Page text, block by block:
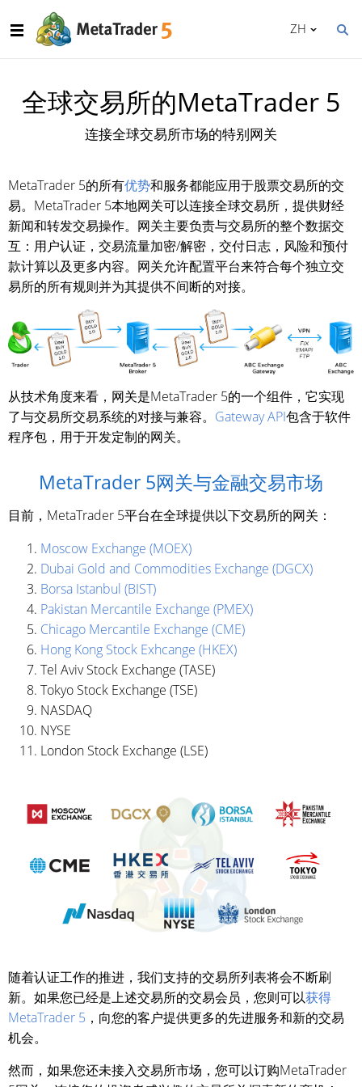
ZH
全球交易所的MetaTrader 5
连接全球交易所市场的特别网关
MetaTrader 5的所有优势和服务都能应用于股票交易所的交
易。MetaTrader 5本地网关可以连接全球交易所，提供财经
新闻和转发交易操作。网关主要负责与交易所的整个数据交
互：用户认证，交易流量加密/解密，交付日志，风险和预付
款计算以及更多内容。网关允许配置平台来符合每个独立交
易所的所有规则并为其提供不间断的对接。
从技术角度来看，网关是MetaTrader 5的一个组件，它实现
了与交易所交易系统的对接与兼容。 Gateway API包含于软件
程序包，用于开发定制的网关。
MetaTrader 5网关与金融交易市场
目前，MetaTrader 5平台在全球提供以下交易所的网关：
Moscow Exchange (MOEX)
Dubai Gold and Commodities Exchange (DGCX)
Borsa Istanbul (BIST)
Pakistan Mercantile Exchange (PMEX)
Chicago Mercantile Exchange (CME)
Hong Kong Stock Exhcange (HKEX)
Tel Aviv Stock Exchange (TASE)
Tokyo Stock Exchange (TSE)
NASDAQ
NYSE
London Stock Exchange (LSE)
随着认证工作的推进，我们支持的交易所列表将会不断刷
新。如果您已经是上述交易所的交易会员，您则可以获得
MetaTrader 5 ，向您的客户提供更多的先进服务和新的交易
机会。
然而，如果您还未接入交易所市场，您可以订购MetaTrader